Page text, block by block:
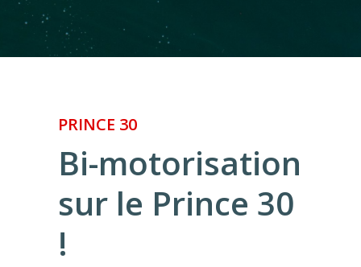
PRINCE 30
Bi-motorisation
sur le Prince 30
!